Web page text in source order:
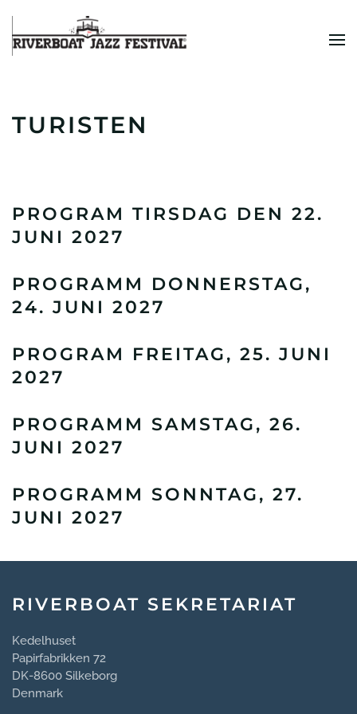
Zum Hauptinhalt springen
TURISTEN
PROGRAM TIRSDAG DEN 22.
JUNI 2027
PROGRAMM DONNERSTAG,
24. JUNI 2027
PROGRAM FREITAG, 25. JUNI
2027
PROGRAMM SAMSTAG, 26.
JUNI 2027
PROGRAMM SONNTAG, 27.
JUNI 2027
RIVERBOAT SEKRETARIAT
Kedelhuset
Papirfabrikken 72
DK-8600 Silkeborg
Denmark